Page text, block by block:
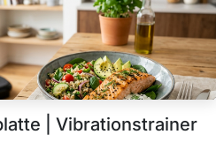
| Vibrationstrainer